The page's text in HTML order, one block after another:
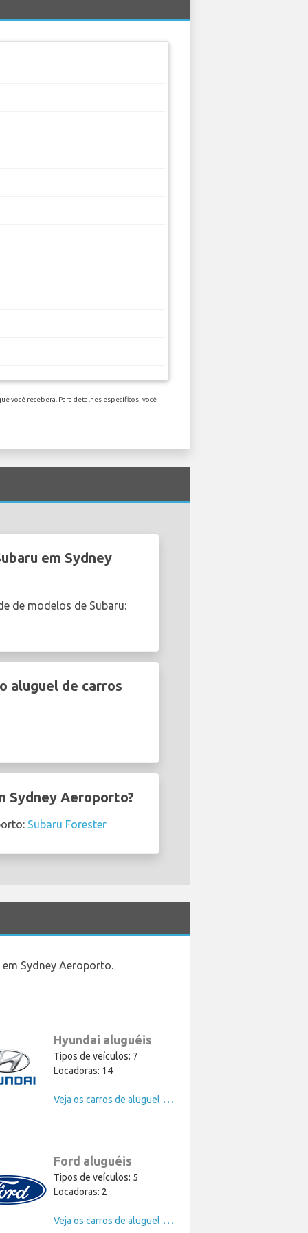
você receberá. Para detalhes específicos, você
em Sydney
de modelos de Subaru:
aluguel de carros
Sydney Aeroporto?
Subaru Forester
Sydney Aeroporto.
Hyundai aluguéis
Tipos de veículos: 7
Locadoras: 14
V
eja os carros de aluguel de Hyundai
Ford aluguéis
Tipos de veículos: 5
Locadoras: 2
V
eja os carros de aluguel de Ford